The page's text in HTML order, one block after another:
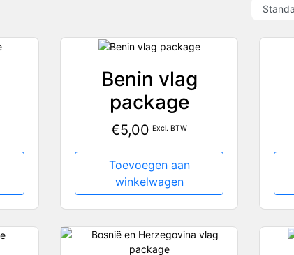
Benin vlag
package
€5,00 Excl. BTW
Toevoegen aan
winkelwagen